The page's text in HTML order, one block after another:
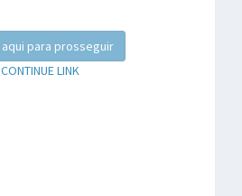
aqui para prosseguir
CONTINUE LINK